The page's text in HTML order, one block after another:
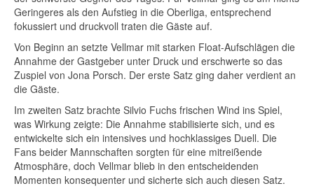
Geringeres als den Aufstieg in die Oberliga, entsprechend
fokussiert und druckvoll traten die Gäste auf.
Von Beginn an setzte Vellmar mit starken Float-Aufschlägen die
Annahme der Gastgeber unter Druck und erschwerte so das
Zuspiel von Jona Porsch. Der erste Satz ging daher verdient an
die Gäste.
Im zweiten Satz brachte Silvio Fuchs frischen Wind ins Spiel,
was Wirkung zeigte: Die Annahme stabilisierte sich, und es
entwickelte sich ein intensives und hochklassiges Duell. Die
Fans beider Mannschaften sorgten für eine mitreißende
Atmosphäre, doch Vellmar blieb in den entscheidenden
Momenten konsequenter und sicherte sich auch diesen Satz.